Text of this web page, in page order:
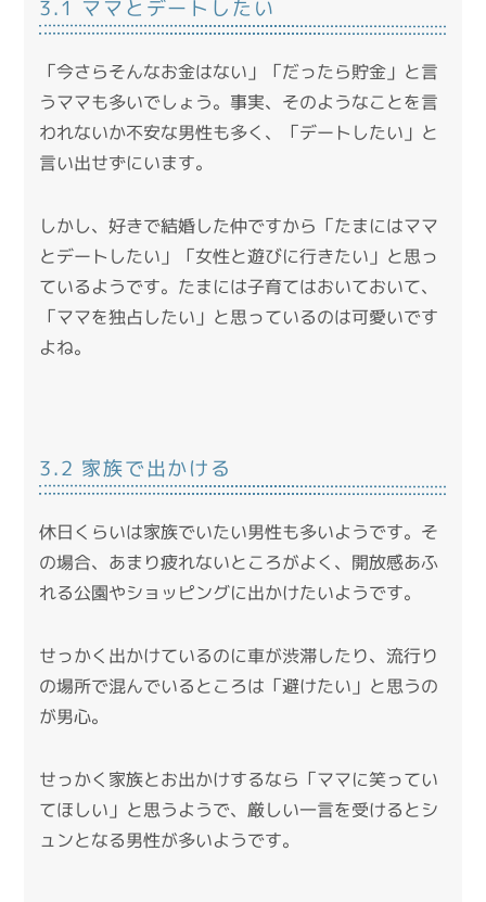
3.1 ママとデートしたい
「今さらそんなお金はない」「だったら貯金」と言
うママも多いでしょう。事実、そのようなことを言
われないか不安な男性も多く、「デートしたい」と
言い出せずにいます。
しかし、好きで結婚した仲ですから「たまにはママ
とデートしたい」「女性と遊びに行きたい」と思っ
ているようです。たまには子育てはおいておいて、
「ママを独占したい」と思っているのは可愛いです
よね。
3.2 家族で出かける
休日くらいは家族でいたい男性も多いようです。そ
の場合、あまり疲れないところがよく、開放感あふ
れる公園やショッピングに出かけたいようです。
せっかく出かけているのに車が渋滞したり、流行り
の場所で混んでいるところは「避けたい」と思うの
が男心。
せっかく家族とお出かけするなら「ママに笑ってい
てほしい」と思うようで、厳しい一言を受けるとシ
ュンとなる男性が多いようです。